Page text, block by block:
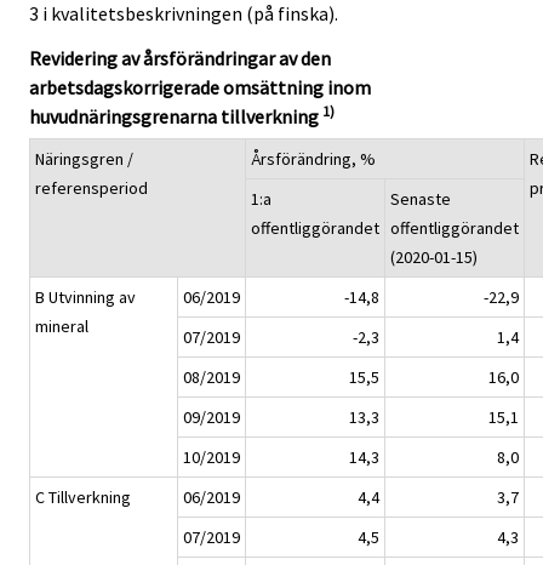
3 i kvalitetsbeskrivningen (på finska).
Revidering av årsförändringar av den
arbetsdagskorrigerade omsättning inom
huvudnäringsgrenarna tillverkning 1)
Näringsgren /
referensperiod
Årsförändring, %
1:a
offentliggörandet
Senaste
offentliggörandet
(2020-01-15)
B Utvinning av
mineral
06/2019 -14,8
-22,9
07/2019
-2,3
1,4
08/2019
15,5
16,0
09/2019
13,3
15,1
10/2019
14,3
8,0
C Tillverkning
06/2019 4,4
3,7
07/2019
4,5
4,3